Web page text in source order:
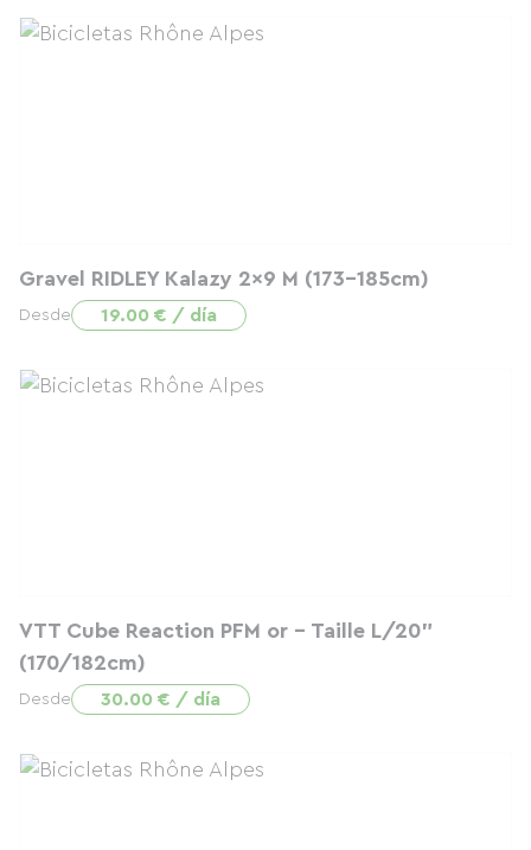
Gravel RIDLEY Kalazy 2x9 M (173-185cm)
Desde 19.00 € / día
VTT Cube Reaction PFM or - Taille L/20"
(170/182cm)
Desde 30.00 € / día